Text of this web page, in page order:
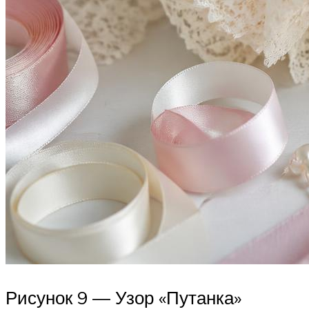
Рисунок 9 — Узор «Путанка»